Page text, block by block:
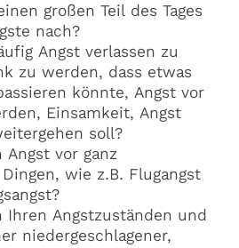
großen Teil des Tages
nach?
Angst verlassen zu
zu werden, dass etwas
könnte, Angst vor
Einsamkeit, Angst
soll?
Angst vor ganz
wie z.B. Flugangst
Ihren Angstzuständen und
niedergeschlagener,